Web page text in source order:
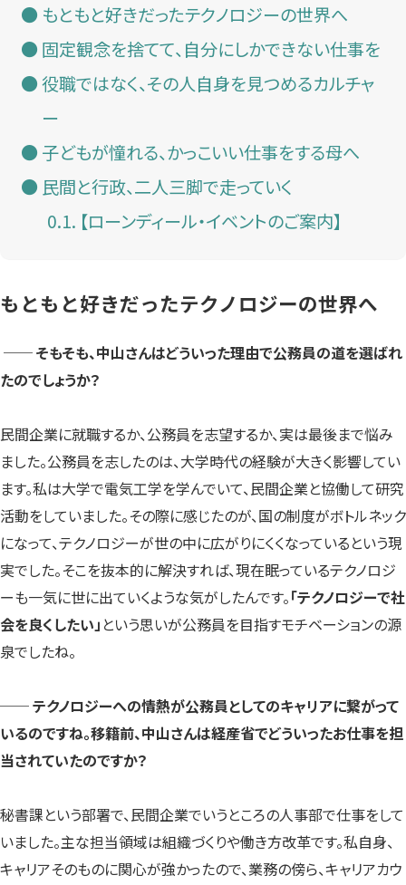
もともと好きだったテクノロジーの世界へ
固定観念を捨てて、自分にしかできない仕事を
役職ではなく、その人自身を見つめるカルチャ
ー
子どもが憧れる、かっこいい仕事をする母へ
民間と行政、二人三脚で走っていく
【ローンディール・イベントのご案内】
もともと好きだったテクノロジーの世界へ
── そもそも、中山さんはどういった理由で公務員の道を選ばれ
たのでしょうか？
民間企業に就職するか、公務員を志望するか、実は最後まで悩み
ました。公務員を志したのは、大学時代の経験が大きく影響してい
ます。私は大学で電気工学を学んでいて、民間企業と協働して研究
活動をしていました。その際に感じたのが、国の制度がボトルネック
になって、テクノロジーが世の中に広がりにくくなっているという現
実でした。そこを抜本的に解決すれば、現在眠っているテクノロジ
ーも一気に世に出ていくような気がしたんです。「テクノロジーで社
会を良くしたい」 という思いが公務員を目指すモチベーションの源
泉でしたね。
── テクノロジーへの情熱が公務員としてのキャリアに繋がって
いるのですね。移籍前、中山さんは経産省でどういったお仕事を担
当されていたのですか？
秘書課という部署で、民間企業でいうところの人事部で仕事をして
いました。主な担当領域は組織づくりや働き方改革です。私自身、
キャリアそのものに関心が強かったので、業務の傍ら、キャリアカウ